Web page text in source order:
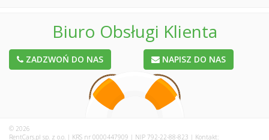
Biuro Obsługi Klienta
ZADZWOŃ DO NAS NAPISZ DO NAS
© 2026
RentCars.pl sp. z o.o. | KRS nr 0000447909 | NIP 792-22-88-823 | Kontakt: